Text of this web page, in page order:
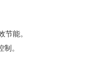
节能。
。